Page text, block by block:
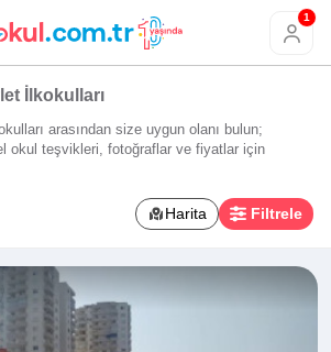
1
İlkokulları
arasından size uygun olanı bulun;
okul teşvikleri, fotoğraflar ve fiyatlar için
Harita Filtrele